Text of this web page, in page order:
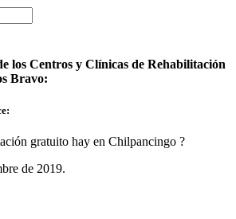
los Centros y Clínicas de Rehabilitación
Bravo:
gratuito hay en Chilpancingo ?
de 2019.